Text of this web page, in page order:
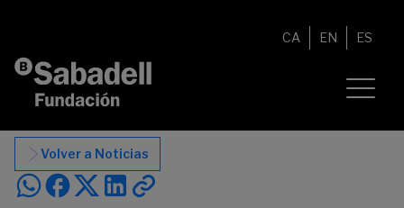
CA EN ES
Volver a Noticias